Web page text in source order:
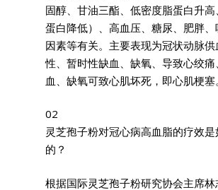
固醇、甘油三酯、低密度脂蛋白升
蛋白降低）、高血压、糖尿、肥胖
因素等有关。主要表现为冠状动脉供
性、暂时性缺血、缺氧、导致心绞
血、缺氧可致心肌坏死，即心肌梗塞。
02
灵芝孢子粉对冠心病高血脂的疗效
的？
根据国际灵芝孢子粉研究协会主席林